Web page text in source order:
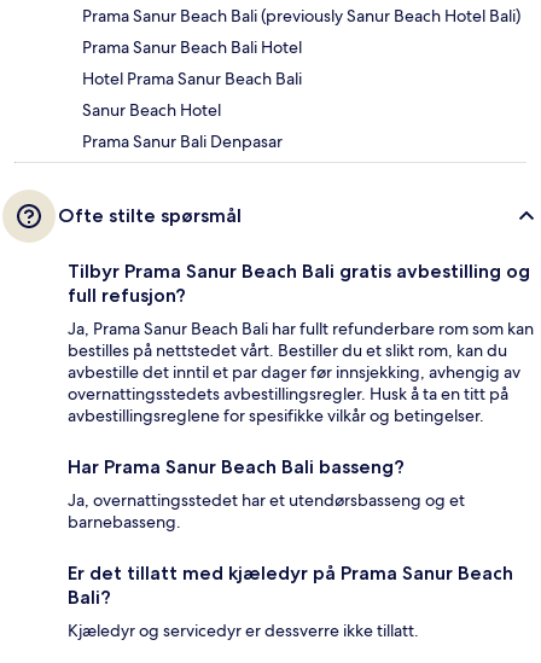
Prama Sanur Beach Bali (previously Sanur Beach Hotel Bali)
Prama Sanur Beach Bali Hotel
Hotel Prama Sanur Beach Bali
Sanur Beach Hotel
Prama Sanur Bali Denpasar
Ofte stilte spørsmål
Tilbyr Prama Sanur Beach Bali gratis avbestilling og
full refusjon?
Ja, Prama Sanur Beach Bali har fullt refunderbare rom som kan
bestilles på nettstedet vårt. Bestiller du et slikt rom, kan du
avbestille det inntil et par dager før innsjekking, avhengig av
overnattingsstedets avbestillingsregler. Husk å ta en titt på
avbestillingsreglene for spesifikke vilkår og betingelser.
Har Prama Sanur Beach Bali basseng?
Ja, overnattingsstedet har et utendørsbasseng og et
barnebasseng.
Er det tillatt med kjæledyr på Prama Sanur Beach
Bali?
Kjæledyr og servicedyr er dessverre ikke tillatt.